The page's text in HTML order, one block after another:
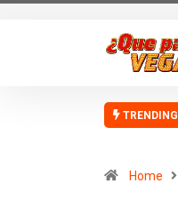
TRENDING
Home